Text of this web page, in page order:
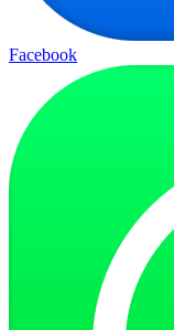
Facebook